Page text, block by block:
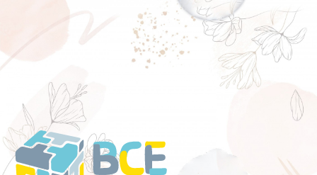
Перейти
к
содержанию